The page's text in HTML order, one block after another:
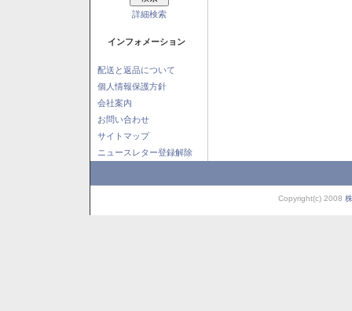
詳細検索
インフォメーション
配送と返品について
個人情報保護方針
会社案内
お問い合わせ
サイトマップ
ニュースレター登録解除
Copyright(c) 2008